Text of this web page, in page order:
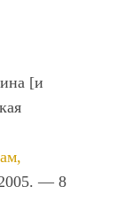
[и
— 8